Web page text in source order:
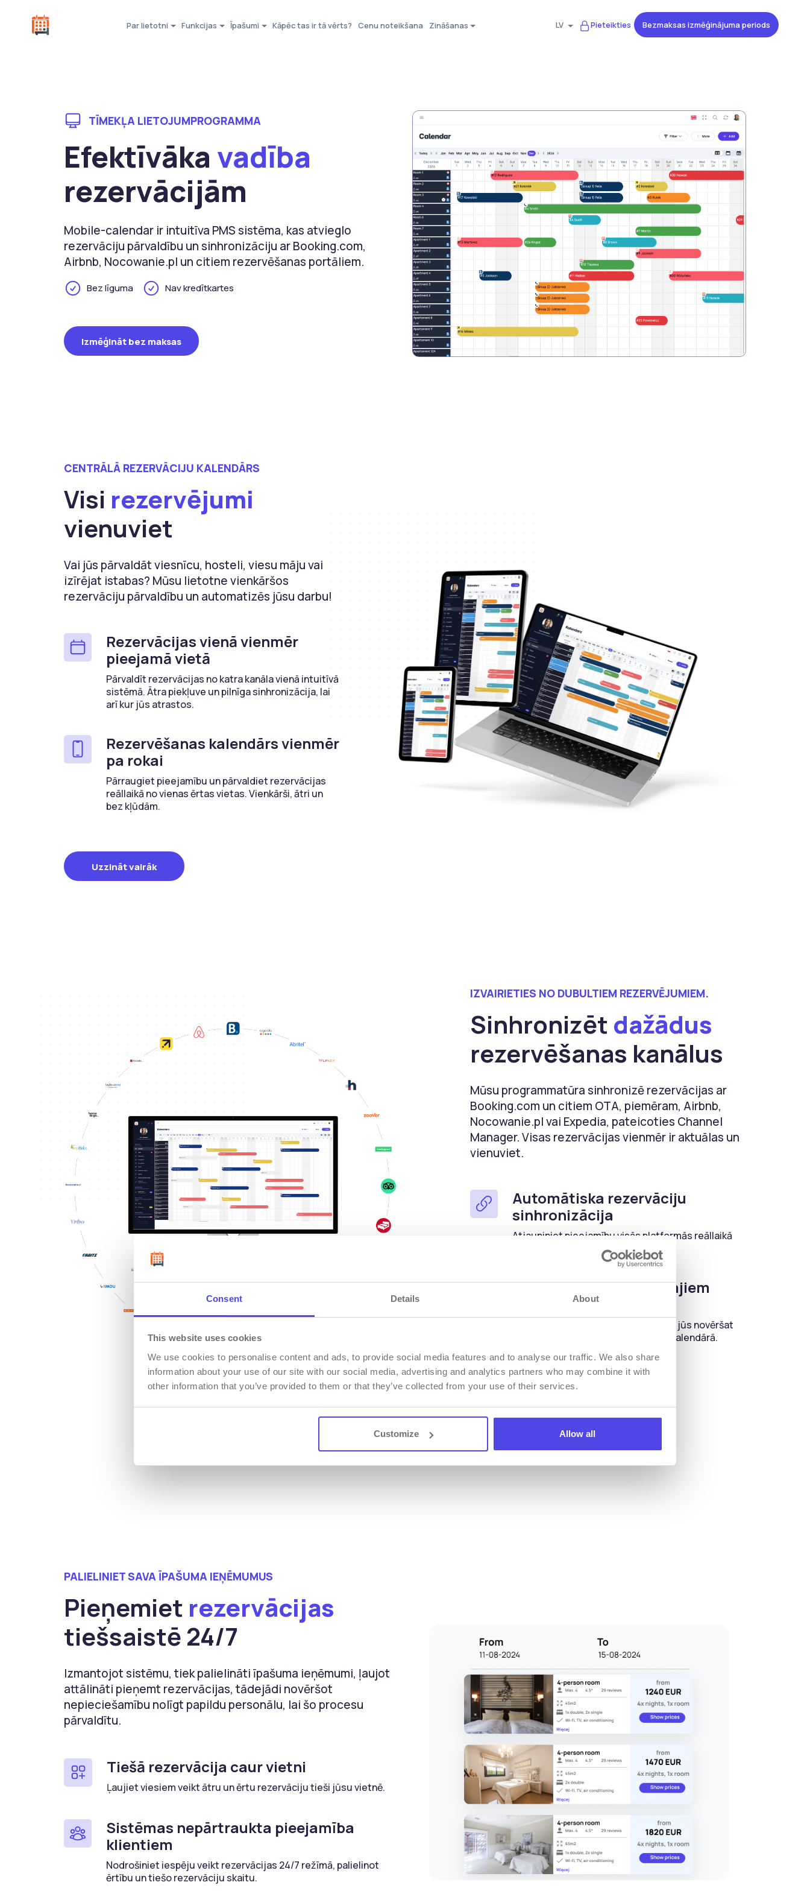
Consent Details About
This website uses cookies
We use cookies to personalise content and ads, to provide social media features and to analyse our traffic. We also share
information about your use of our site with our social media, advertising and analytics partners who may combine it with
other information that you’ve provided to them or that they’ve collected from your use of their services.
Customize Allow all
Par lietotni Funkcijas Īpašumi Kāpēc tas ir tā vērts? Cenu noteikšana Zināšanas LV Pieteikties Bezmaksas izmēģinājuma periods
TĪMEKĻA LIETOJUMPROGRAMMA
Efektīvāka vadība
rezervācijām
Mobile-calendar ir intuitīva PMS sistēma, kas atvieglo
rezervāciju pārvaldību un sinhronizāciju ar Booking.com,
Airbnb, Nocowanie.pl un citiem rezervēšanas portāliem.
Bez līguma Nav kredītkartes
Izmēģināt bez maksas
CENTRĀLĀ REZERVĀCIJU KALENDĀRS
Visi rezervējumi
vienuviet
Vai jūs pārvaldāt viesnīcu, hosteli, viesu māju vai
izīrējat istabas? Mūsu lietotne vienkāršos
rezervāciju pārvaldību un automatizēs jūsu darbu!
Rezervācijas vienā vienmēr
pieejamā vietā
Pārvaldīt rezervācijas no katra kanāla vienā intuitīvā
sistēmā. Ātra piekļuve un pilnīga sinhronizācija, lai
arī kur jūs atrastos.
Rezervēšanas kalendārs vienmēr
pa rokai
Pārraugiet pieejamību un pārvaldiet rezervācijas
reāllaikā no vienas ērtas vietas. Vienkārši, ātri un
bez kļūdām.
Uzzināt vairāk
IZVAIRIETIES NO DUBULTIEM REZERVĒJUMIEM.
Sinhronizēt dažādus
rezervēšanas kanālus
Mūsu programmatūra sinhronizē rezervācijas ar
Booking.com un citiem OTA, piemēram, Airbnb,
Nocowanie.pl vai Expedia, pateicoties Channel
Manager. Visas rezervācijas vienmēr ir aktuālas un
vienuviet.
Automātiska rezervāciju
sinhronizācija
Atjauniniet pieejamību visās platformās reāllaikā
bez papildu piepūles.
Izvairīšanās no Dubultajiem
Rezervējumiem
Pateicoties reāllaika sinhronizācijai, jūs novēršat
dubultu rezervāciju risku un haosu kalendārā.
PALIELINIET SAVA ĪPAŠUMA IEŅĒMUMUS
Pieņemiet rezervācijas
tiešsaistē 24/7
Izmantojot sistēmu, tiek palielināti īpašuma ieņēmumi, ļaujot
attālināti pieņemt rezervācijas, tādejādi novēršot
nepieciešamību nolīgt papildu personālu, lai šo procesu
pārvaldītu.
Tiešā rezervācija caur vietni
Ļaujiet viesiem veikt ātru un ērtu rezervāciju tieši jūsu vietnē.
Sistēmas nepārtraukta pieejamība
klientiem
Nodrošiniet iespēju veikt rezervācijas 24/7 režīmā, palielinot
ērtību un tiešo rezervāciju skaitu.